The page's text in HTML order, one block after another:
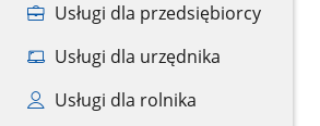
Usługi dla przedsiębiorcy
Usługi dla urzędnika
Usługi dla rolnika